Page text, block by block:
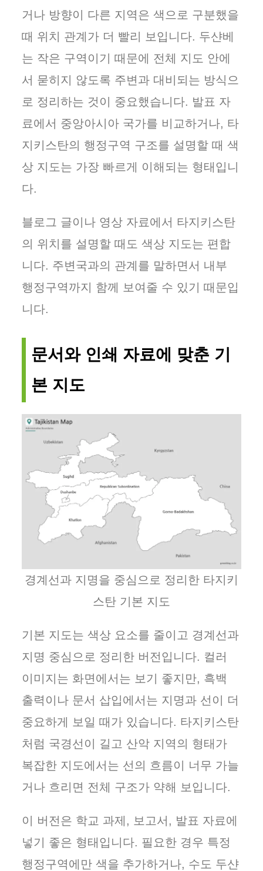
거나 방향이 다른 지역은 색으로 구분했을
때 위치 관계가 더 빨리 보입니다. 두샨베
는 작은 구역이기 때문에 전체 지도 안에
서 묻히지 않도록 주변과 대비되는 방식으
로 정리하는 것이 중요했습니다. 발표 자
료에서 중앙아시아 국가를 비교하거나, 타
지키스탄의 행정구역 구조를 설명할 때 색
상 지도는 가장 빠르게 이해되는 형태입니
다.
블로그 글이나 영상 자료에서 타지키스탄
의 위치를 설명할 때도 색상 지도는 편합
니다. 주변국과의 관계를 말하면서 내부
행정구역까지 함께 보여줄 수 있기 때문입
니다.
문서와 인쇄 자료에 맞춘 기
본 지도
경계선과 지명을 중심으로 정리한 타지키
스탄 기본 지도
기본 지도는 색상 요소를 줄이고 경계선과
지명 중심으로 정리한 버전입니다. 컬러
이미지는 화면에서는 보기 좋지만, 흑백
출력이나 문서 삽입에서는 지명과 선이 더
중요하게 보일 때가 있습니다. 타지키스탄
처럼 국경선이 길고 산악 지역의 형태가
복잡한 지도에서는 선의 흐름이 너무 가늘
거나 흐리면 전체 구조가 약해 보입니다.
이 버전은 학교 과제, 보고서, 발표 자료에
넣기 좋은 형태입니다. 필요한 경우 특정
행정구역에만 색을 추가하거나, 수도 두샨